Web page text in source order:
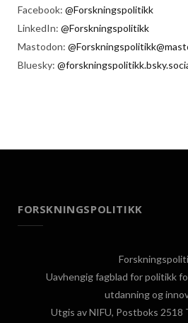
Facebook: @Forskningspolitikk
LinkedIn: @Forskningspolitikk
Mastodon:
Bluesky:
FORSKNINGSPOLITIKK
Uavhengig fagblad for politikk
utdanning og
Utgis av NIFU, Postboks 2518